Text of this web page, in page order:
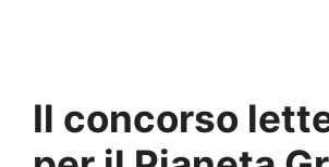
Il concorso